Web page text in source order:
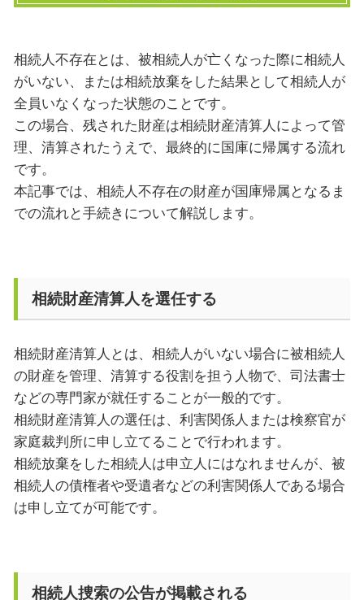
相続人不存在とは、被相続人が亡くなった際に相続人
がいない、または相続放棄をした結果として相続人が
全員いなくなった状態のことです。
この場合、残された財産は相続財産清算人によって管
理、清算されたうえで、最終的に国庫に帰属する流れ
です。
本記事では、相続人不存在の財産が国庫帰属となるま
での流れと手続きについて解説します。
相続財産清算人を選任する
相続財産清算人とは、相続人がいない場合に被相続人
の財産を管理、清算する役割を担う人物で、司法書士
などの専門家が就任することが一般的です。
相続財産清算人の選任は、利害関係人または検察官が
家庭裁判所に申し立てることで行われます。
相続放棄をした相続人は申立人にはなれませんが、被
相続人の債権者や受遺者などの利害関係人である場合
は申し立てが可能です。
相続人捜索の公告が掲載される